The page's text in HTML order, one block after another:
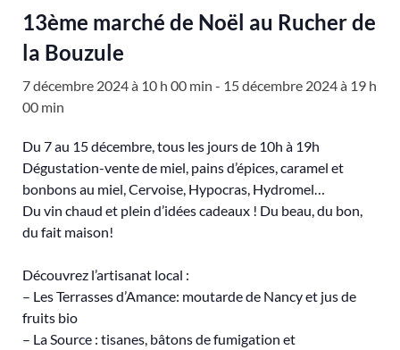
13ème marché de Noël au Rucher de
la Bouzule
7 décembre 2024 à 10 h 00 min - 15 décembre 2024 à 19 h
00 min
Du 7 au 15 décembre, tous les jours de 10h à 19h
Dégustation-vente de miel, pains d’épices, caramel et
bonbons au miel, Cervoise, Hypocras, Hydromel…
Du vin chaud et plein d’idées cadeaux ! Du beau, du bon,
du fait maison!
Découvrez l’artisanat local :
– Les Terrasses d’Amance: moutarde de Nancy et jus de
fruits bio
– La Source : tisanes, bâtons de fumigation et